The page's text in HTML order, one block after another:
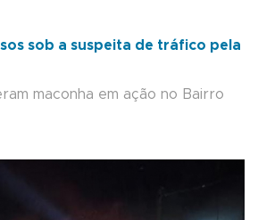
sob a suspeita de tráfico pela
maconha em ação no Bairro